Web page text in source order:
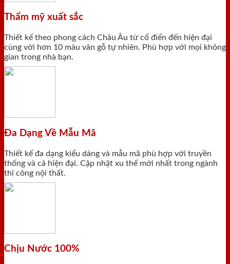
Thẩm mỹ xuất sắc
Thiết kế theo phong cách Châu Âu từ cổ điển đến hiện đại
cùng với hơn 10 màu vân gỗ tự nhiên. Phù hợp với mọi không
gian trong nhà bạn.
Đa Dạng Về Mẫu Mã
Thiết kế đa dạng kiểu dáng và mẫu mã phù hợp với truyền
thống và cả hiện đại. Cập nhật xu thế mới nhất trong ngành
thi công nội thất.
Chịu Nước 100%